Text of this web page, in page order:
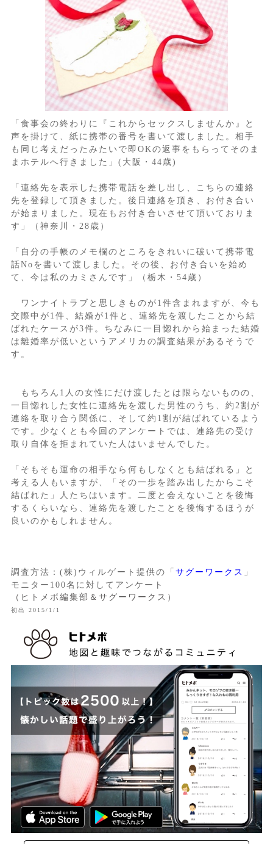
「食事会の終わりに『これからセックスしませんか』と
声を掛けて、紙に携帯の番号を書いて渡しました。相手
も同じ考えだったみたいで即OKの返事をもらってそのま
まホテルへ行きました」(大阪・44歳)
「連絡先を表示した携帯電話を差し出し、こちらの連絡
先を登録して頂きました。後日連絡を頂き、お付き合い
が始まりました。現在もお付き合いさせて頂いておりま
す」（神奈川・28歳）
「自分の手帳のメモ欄のところをきれいに破いて携帯電
話Noを書いて渡しました。その後、お付き合いを始め
て、今は私のカミさんです」（栃木・54歳）
ワンナイトラブと思しきものが1件含まれますが、今も
交際中が1件、結婚が1件と、連絡先を渡したことから結
ばれたケースが3件。ちなみに一目惚れから始まった結婚
は離婚率が低いというアメリカの調査結果があるそうで
す。
もちろん1人の女性にだけ渡したとは限らないものの、
一目惚れした女性に連絡先を渡した男性のうち、約2割が
連絡を取り合う関係に、そして約1割が結ばれているよう
です。少なくとも今回のアンケートでは、連絡先の受け
取り自体を拒まれていた人はいませんでした。
「そもそも運命の相手なら何もしなくとも結ばれる」と
考える人もいますが、「その一歩を踏み出したからこそ
結ばれた」人たちはいます。二度と会えないことを後悔
するくらいなら、連絡先を渡したことを後悔するほうが
良いのかもしれません。
調査方法：(株)ウィルゲート提供の「 サグーワークス 」
モニター100名に対してアンケート
（ヒトメボ編集部＆サグーワークス）
初出 2015/1/1